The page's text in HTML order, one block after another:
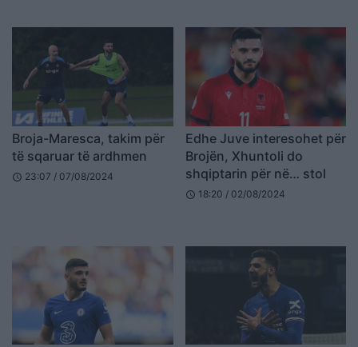
Broja-Maresca, takim për
të sqaruar të ardhmen
schedule 23:07 / 07/08/2024
Edhe Juve interesohet për
Brojën, Xhuntoli do
shqiptarin për në… stol
schedule 18:20 / 02/08/2024